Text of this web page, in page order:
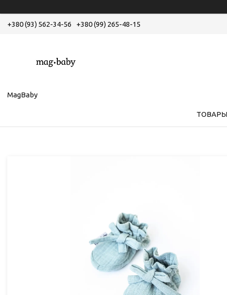
+380 (93) 562-34-56 +380 (99) 265-48-15
MagBaby